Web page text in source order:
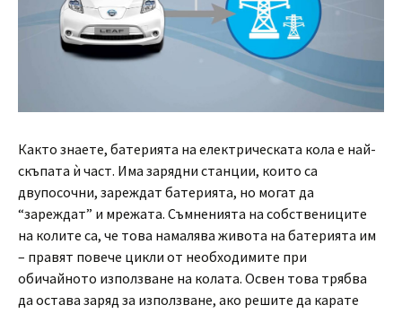
Както знаете, батерията на електрическата кола е най-
скъпата ѝ част. Има зарядни станции, които са
двупосочни, зареждат батерията, но могат да
“зареждат” и мрежата. Съмненията на собствениците
на колите са, че това намалява живота на батерията им
– правят повече цикли от необходимите при
обичайното използване на колата. Освен това трябва
да остава заряд за използване, ако решите да карате